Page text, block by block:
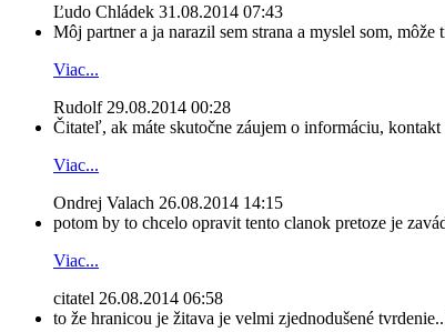
Ľudo Chládek 31.08.2014 07:43
Môj partner a ja narazil sem strana a myslel som,
Viac...
Rudolf 29.08.2014 00:28
Čitateľ, ak máte skutočne záujem o informáciu,
Viac...
Ondrej Valach 26.08.2014 14:15
potom by to chcelo opravit tento clanok pretoze je
Viac...
citatel 26.08.2014 06:58
to že hranicou je žitava je velmi zjednodušené